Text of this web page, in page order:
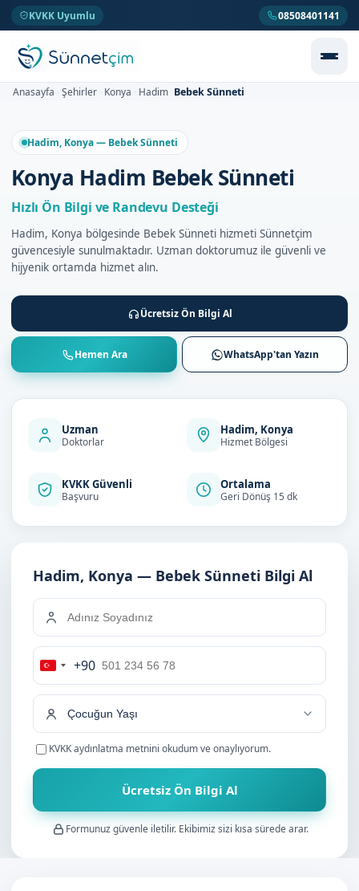
KVKK Uyumlu 08508401141
Anasayfa Şehirler Konya Hadim Bebek Sünneti
Hadim, Konya — Bebek Sünneti
Konya Hadim Bebek Sünneti
Hızlı Ön Bilgi ve Randevu Desteği
Hadim, Konya bölgesinde Bebek Sünneti hizmeti Sünnetçim
güvencesiyle sunulmaktadır. Uzman doktorumuz ile güvenli ve
hijyenik ortamda hizmet alın.
Ücretsiz Ön Bilgi Al
Hemen Ara WhatsApp'tan Yazın
Uzman
Doktorlar
Hadim, Konya
Hizmet Bölgesi
KVKK Güvenli
Başvuru
Ortalama
Geri Dönüş 15 dk
Hadim, Konya — Bebek Sünneti Bilgi Al
Turkey
+90
+90
KVKK aydınlatma metnini okudum ve onaylıyorum.
Ücretsiz Ön Bilgi Al
Formunuz güvenle iletilir. Ekibimiz sizi kısa sürede arar.